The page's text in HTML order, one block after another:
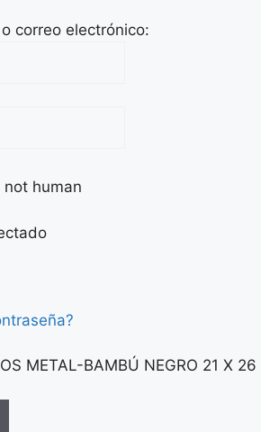
correo electrónico:
human